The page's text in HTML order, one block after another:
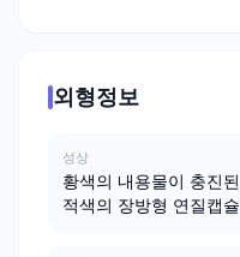
외형정보
성상
황색의 내용물이 충진된
적색의 장방형 연질캡슐